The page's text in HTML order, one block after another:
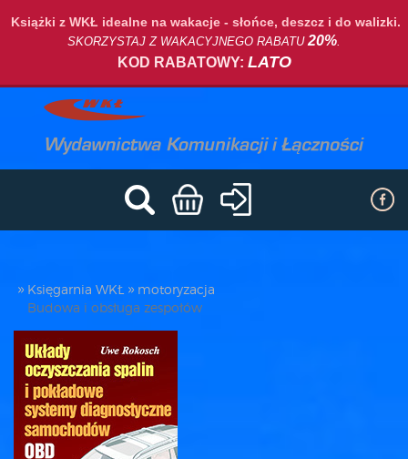
Książki z WKŁ idealne na wakacje - słońce, deszcz i do walizki.
SKORZYSTAJ Z WAKACYJNEGO RABATU20%.
KOD RABATOWY: LATO
Księgarnia WKŁ
motoryzacja
Budowa i obsługa zespołów